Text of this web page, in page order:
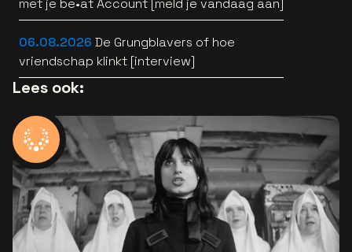
met je be•at Account [meld je vandaag aan]
06.08.2026 De Grungblavers of hoe
vriendschap klinkt [interview]
Lees ook: